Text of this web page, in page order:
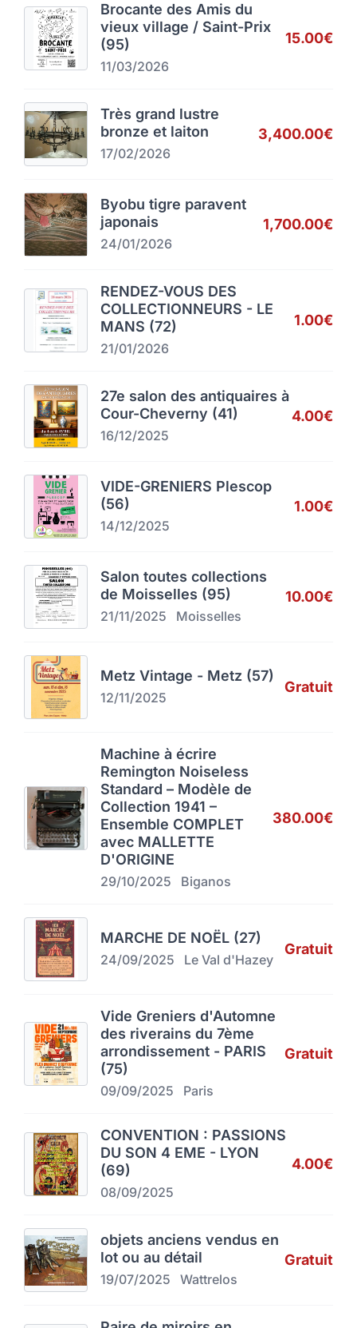
Brocante des Amis du
vieux village / Saint-Prix
(95)
11/03/2026
15.00€
Très grand lustre
bronze et laiton
17/02/2026
3,400.00€
Byobu tigre paravent
japonais
24/01/2026
1,700.00€
RENDEZ-VOUS DES
COLLECTIONNEURS - LE
MANS (72)
21/01/2026
1.00€
27e salon des antiquaires à
Cour-Cheverny (41)
16/12/2025
4.00€
VIDE-GRENIERS Plescop
(56)
14/12/2025
1.00€
Salon toutes collections
de Moisselles (95)
21/11/2025 Moisselles
10.00€
Metz Vintage - Metz (57)
12/11/2025
Gratuit
Machine à écrire
Remington Noiseless
Standard – Modèle de
Collection 1941 –
Ensemble COMPLET
avec MALLETTE
D'ORIGINE
29/10/2025 Biganos
380.00€
MARCHE DE NOËL (27)
24/09/2025 Le Val d'Hazey
Gratuit
Vide Greniers d'Automne
des riverains du 7ème
arrondissement - PARIS
(75)
09/09/2025 Paris
Gratuit
CONVENTION : PASSIONS
DU SON 4 EME - LYON
(69)
08/09/2025
4.00€
objets anciens vendus en
lot ou au détail
19/07/2025 Wattrelos
Gratuit